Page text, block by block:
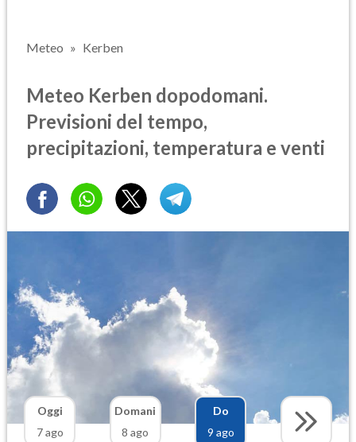
Meteo Kerben
Meteo Kerben dopodomani.
Previsioni del tempo,
precipitazioni, temperatura e venti
Oggi
7 ago
Domani
8 ago
Do
9 ago